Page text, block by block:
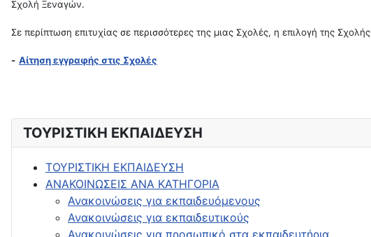
ΤΟΥΡΙΣΤΙΚΗ ΕΚΠΑΙΔΕΥΣΗ
ΤΟΥΡΙΣΤΙΚΗ ΕΚΠΑΙΔΕΥΣΗ
ΑΝΑΚΟΙΝΩΣΕΙΣ ΑΝΑ ΚΑΤΗΓΟΡΙΑ
Ανακοινώσεις για εκπαιδευόμενους
Ανακοινώσεις για εκπαιδευτικούς
Ανακοινώσεις για προσωπικό στα εκπαιδευτήρια
Σχολή Ξεναγών.
Σε περίπτωση επιτυχίας σε περισσότερες της μιας Σχολές, η επιλογή της
- Αίτηση εγγραφής στις Σχολές